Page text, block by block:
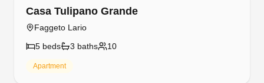
Casa Tulipano Grande
Faggeto Lario
5 beds 3 baths 10
Apartment